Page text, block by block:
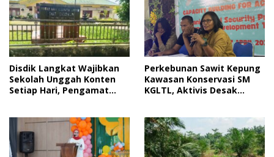
Disdik Langkat Wajibkan
Sekolah Unggah Konten
Setiap Hari, Pengamat
Perkebunan Sawit Kepung
Kawasan Konservasi SM
KGLTL, Aktivis Desak